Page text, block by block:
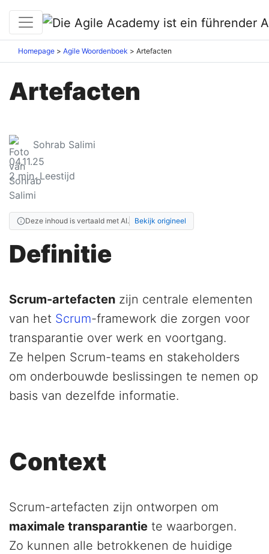
Homepage Agile Woordenboek Artefacten
Artefacten
Sohrab Salimi
04.11.25
2min. Leestijd
Deze inhoud is vertaald met AI. Bekijk origineel
Definitie
Scrum-artefacten zijn centrale elementen
van het Scrum-framework die zorgen voor
transparantie over werk en voortgang.
Ze helpen Scrum-teams en stakeholders
om onderbouwde beslissingen te nemen op
basis van dezelfde informatie.
Context
Scrum-artefacten zijn ontworpen om
maximale transparantie te waarborgen.
Zo kunnen alle betrokkenen de huidige